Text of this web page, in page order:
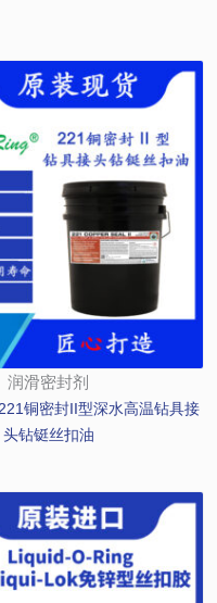
润滑密封剂
铜密封II型深水高温钻具接
头钻铤丝扣油